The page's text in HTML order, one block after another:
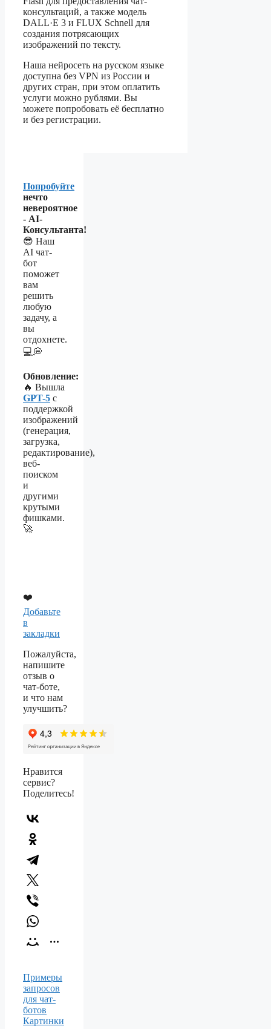
консультаций, а также модель
DALL·E 3 и FLUX Schnell для
создания потрясающих
изображений по тексту.
Наша нейросеть на русском языке
доступна без VPN из России и
других стран, при этом оплатить
услуги можно рублями. Вы
можете попробовать её бесплатно
и без регистрации.
Попробуйте
нечто
невероятное
- AI-
Консультанта!
😎 Наш
AI чат-
бот
поможет
вам
решить
любую
задачу, а
вы
отдохнете.
💻💭
Обновление:
🔥 Вышла
GPT-5 с
поддержкой
изображений
(генерация,
загрузка,
редактирование),
веб-
поиском
и
другими
крутыми
фишками.
🚀
❤️
Добавьте
в
закладки
Пожалуйста,
напишите
отзыв о
чат-боте,
и что нам
улучшить?
Нравится
сервис?
Поделитесь!
Примеры
запросов
для чат-
ботов
Картинки